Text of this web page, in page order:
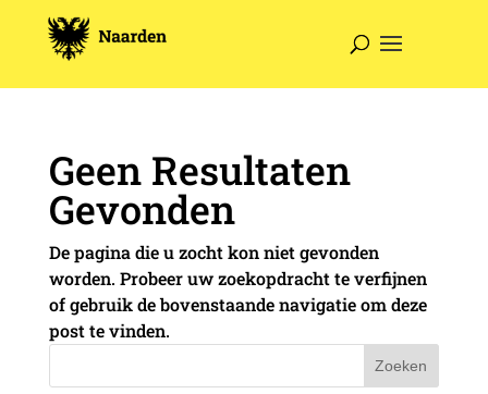
Geen Resultaten
Gevonden
De pagina die u zocht kon niet gevonden
worden. Probeer uw zoekopdracht te verfijnen
of gebruik de bovenstaande navigatie om deze
post te vinden.